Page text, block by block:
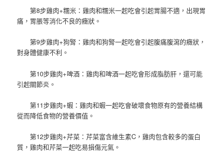
第8步雞肉+糯米：雞肉和糯米一起吃會引起胃腸不適，出現胃
痛，胃脹等消化不良的癥狀。
第9步雞肉+狗腎：雞肉和狗腎一起吃會引起腹痛腹瀉的癥狀，
對身體健康不利。
第10步雞肉+啤酒：雞肉和啤酒一起吃會形成脂肪肝，還可能
引起關節炎。
第11步雞肉+蝦：雞肉和蝦一起吃會破壞食物原有的營養結構
從而降低食物的營養價值。
第12步雞肉+芹菜：芹菜富含維生素C，雞肉包含較多的蛋白
質，雞肉和芹菜一起吃易損傷元氣。